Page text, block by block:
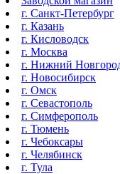
г. Санкт-Петербург
г. Казань
г. Кисловодск
г. Москва
г. Нижний
г. Новосибирск
г. Омск
г. Севастополь
г. Симферополь
г. Тюмень
г. Чебоксары
г. Челябинск
г. Тула